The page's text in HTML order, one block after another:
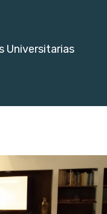
Universitarias